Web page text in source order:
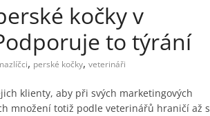
kočky v
to týrání
, perské kočky, veterináři
klienty, aby při svých marketingových
množení totiž podle veterinářů hraničí až s